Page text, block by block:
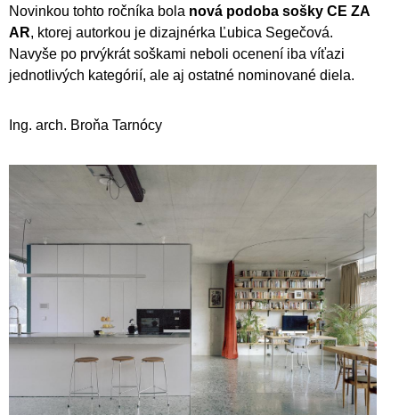
Novinkou tohto ročníka bola nová podoba sošky CE ZA
AR, ktorej autorkou je dizajnérka Ľubica Segečová.
Navyše po prvýkrát soškami neboli ocenení iba víťazi
jednotlivých kategórií, ale aj ostatné nominované diela.
Ing. arch. Broňa Tarnócy